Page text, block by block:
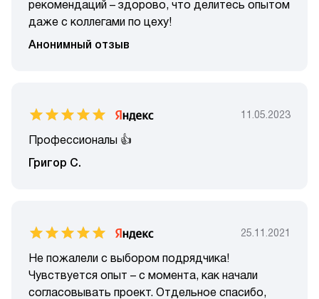
рекомендаций – здорово, что делитесь опытом
даже с коллегами по цеху!
Анонимный отзыв
11.05.2023
Профессионалы 👍
Григор С.
25.11.2021
Не пожалели с выбором подрядчика!
Чувствуется опыт – с момента, как начали
согласовывать проект. Отдельное спасибо,